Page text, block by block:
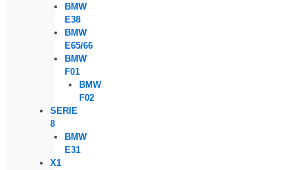
BMW
E38
BMW
E65/66
BMW
F01
BMW
F02
SERIE
8
BMW
E31
X1